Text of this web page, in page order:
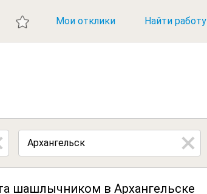
ВАКАНСИИ
Мои отклики Найти работу
шашлычником в Архангельске